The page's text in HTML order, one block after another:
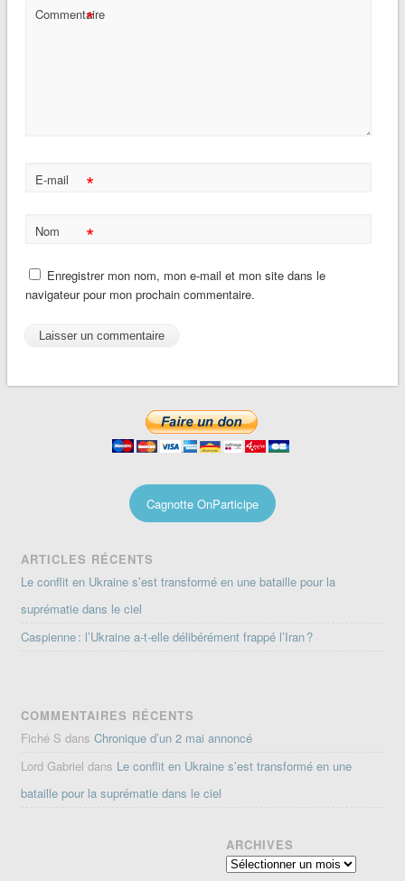
Commentaire
*
E-mail *
Nom *
Enregistrer mon nom, mon e-mail et mon site dans le
navigateur pour mon prochain commentaire.
Cagnotte OnParticipe
ARTICLES RÉCENTS
Le conflit en Ukraine s’est transformé en une bataille pour la
suprématie dans le ciel
Caspienne : l’Ukraine a-t-elle délibérément frappé l’Iran ?
COMMENTAIRES RÉCENTS
Fiché S dansChronique d’un 2 mai annoncé
Lord Gabriel dans Le conflit en Ukraine s’est transformé en une
bataille pour la suprématie dans le ciel
ARCHIVES
Archives